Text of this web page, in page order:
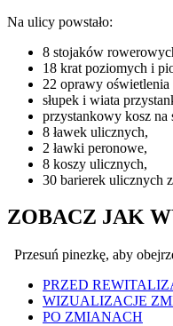
Na ulicy powstało:
8 stojaków
18 krat poziomych i
22 oprawy oświetlenia
słupek i wiata
przystankowy kosz na
8 ławek ulicznych,
2 ławki peronowe,
8 koszy ulicznych,
30 barierek ulicznych
ZOBACZ JAK
Przesuń pinezkę, aby
PRZED
WIZUALIZACJE
PO ZMIANACH